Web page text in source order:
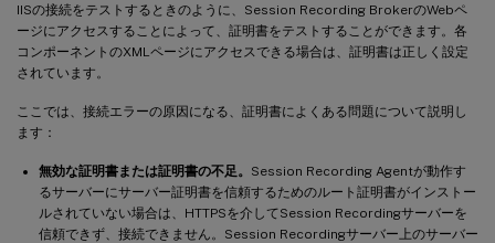
IISの接続をテストするときのように、Session Recording BrokerのWebペ
ージにアクセスすることによって、証明書をテストすることができます。各
コンポーネントのXMLページにアクセスできる場合は、証明書は正しく設定
されています。
ここでは、接続エラーの原因になる、証明書によくある問題について説明し
ます：
無効な証明書または証明書の不足。 Session Recording Agentが動作す
るサーバーにサーバー証明書を信頼するためのルート証明書がインストー
ルされていない場合は、HTTPSを介してSession Recordingサーバーを
信頼できず、接続できません。Session Recordingサーバー上のサーバー